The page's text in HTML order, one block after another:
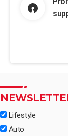
Lifestyle
Auto